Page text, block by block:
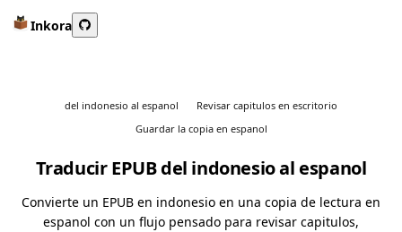
Inkora
del indonesio al espanol
Revisar capitulos en escritorio
Guardar la copia en espanol
Traducir EPUB del indonesio al espanol
Convierte un EPUB en indonesio en una copia de lectura en
espanol con un flujo pensado para revisar capitulos,